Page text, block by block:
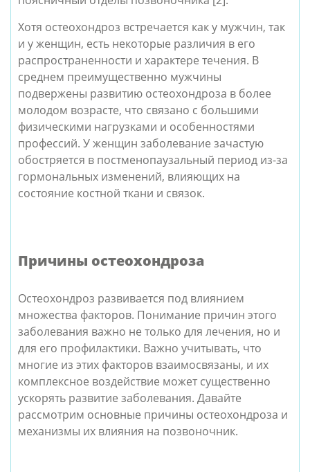
Хотя остеохондроз встречается как у мужчин, так
и у женщин, есть некоторые различия в его
распространенности и характере течения. В
среднем преимущественно мужчины
подвержены развитию остеохондроза в более
молодом возрасте, что связано с большими
физическими нагрузками и особенностями
профессий. У женщин заболевание зачастую
обостряется в постменопаузальный период из-за
гормональных изменений, влияющих на
состояние костной ткани и связок.
Причины остеохондроза
Остеохондроз развивается под влиянием
множества факторов. Понимание причин этого
заболевания важно не только для лечения, но и
для его профилактики. Важно учитывать, что
многие из этих факторов взаимосвязаны, и их
комплексное воздействие может существенно
ускорять развитие заболевания. Давайте
рассмотрим основные причины остеохондроза и
механизмы их влияния на позвоночник.